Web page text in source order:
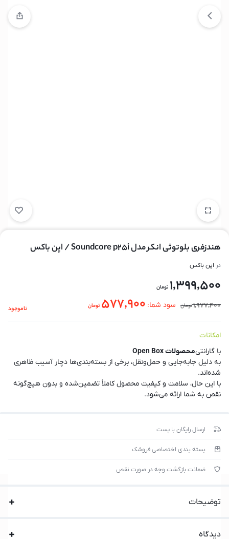
هندزفری بلوتوثی انکر مدل Soundcore p25i / اپن باکس
در اپن باکس
1,399,500 تومان
1,977,400تومان سود شما: 577,900 تومان ناموجود
امکانات
با گارانتیمحصولات Open Box
به دلیل جابه‌جایی و حمل‌ونقل، برخی از بسته‌بندی‌ها دچار آسیب ظاهری
شده‌اند.
با این حال، سلامت و کیفیت محصول کاملاً تضمین‌شده و بدون هیچ‌گونه
نقص به شما ارائه می‌شود.
ارسال رایگان با پست
بسته بندی اختصاصی فروشک
ضمانت بازگشت وجه در صورت نقص
توضیحات
دیدگاه